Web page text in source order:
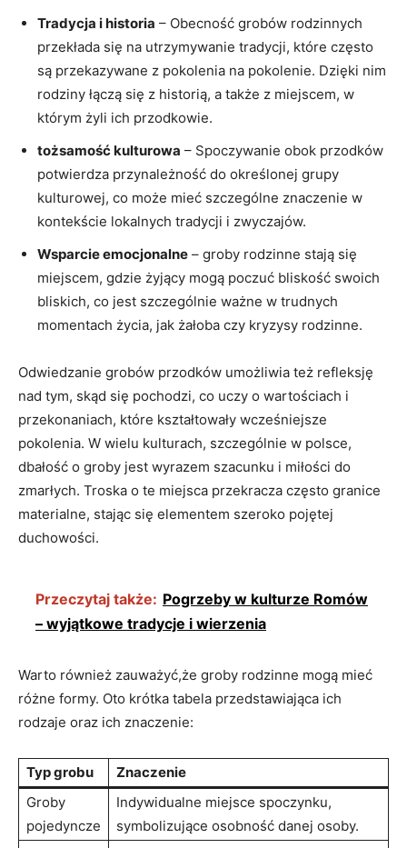
Tradycja i historia – Obecność grobów rodzinnych
przekłada się na utrzymywanie tradycji, które często
są przekazywane z pokolenia na pokolenie. Dzięki nim
rodziny łączą się z historią, a także z miejscem, w
którym żyli ich przodkowie.
tożsamość kulturowa – Spoczywanie obok przodków
potwierdza przynależność do określonej grupy
kulturowej, co może mieć szczególne znaczenie w
kontekście lokalnych tradycji i zwyczajów.
Wsparcie emocjonalne – groby rodzinne stają się
miejscem, gdzie żyjący mogą poczuć bliskość swoich
bliskich, co jest szczególnie ważne w trudnych
momentach życia, jak żałoba czy kryzysy rodzinne.
Odwiedzanie grobów przodków umożliwia też refleksję
nad tym, skąd się pochodzi, co uczy o wartościach i
przekonaniach, które kształtowały wcześniejsze
pokolenia. W wielu kulturach, szczególnie w polsce,
dbałość o groby jest wyrazem szacunku i miłości do
zmarłych. Troska o te miejsca przekracza często granice
materialne, stając się elementem szeroko pojętej
duchowości.
Przeczytaj także: Pogrzeby w kulturze Romów
– wyjątkowe tradycje i wierzenia
Warto również zauważyć,że groby rodzinne mogą mieć
różne formy. Oto krótka tabela przedstawiająca ich
rodzaje oraz ich znaczenie:
Typ grobu
Znaczenie
Groby
pojedyncze
Indywidualne miejsce spoczynku,
symbolizujące osobność danej osoby.